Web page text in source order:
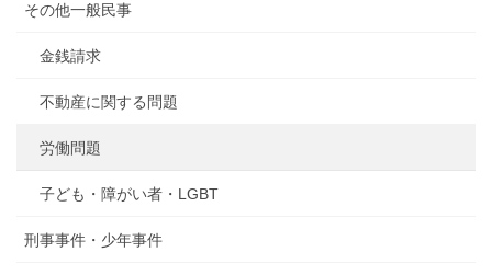
その他一般民事
金銭請求
不動産に関する問題
労働問題
子ども・障がい者・LGBT
刑事事件・少年事件